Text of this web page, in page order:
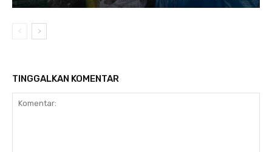
TINGGALKAN KOMENTAR